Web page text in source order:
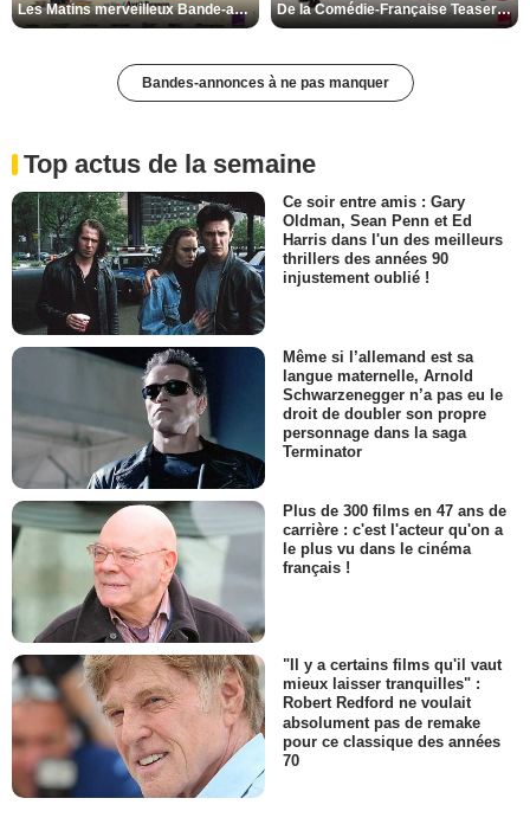
Les Matins merveilleux Bande-annonce VF De la Comédie-Française Teaser VF
Bandes-annonces à ne pas manquer
Top actus de la semaine
Ce soir entre amis : Gary
Oldman, Sean Penn et Ed
Harris dans l'un des meilleurs
thrillers des années 90
injustement oublié !
Même si l’allemand est sa
langue maternelle, Arnold
Schwarzenegger n’a pas eu le
droit de doubler son propre
personnage dans la saga
Terminator
Plus de 300 films en 47 ans de
carrière : c'est l'acteur qu'on a
le plus vu dans le cinéma
français !
"Il y a certains films qu'il vaut
mieux laisser tranquilles" :
Robert Redford ne voulait
absolument pas de remake
pour ce classique des années
70